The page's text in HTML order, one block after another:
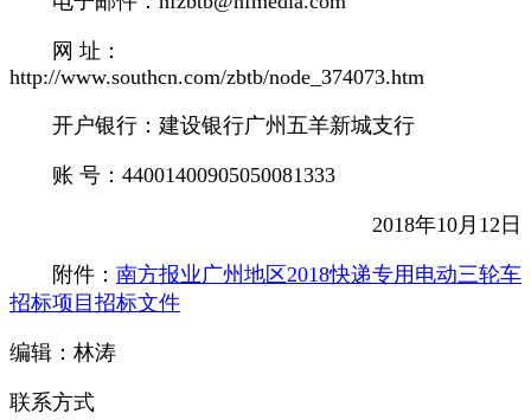
网 址：
http://www.southcn.com/zbtb/node_374073.htm
开户银行：建设银行广州五羊新城支行
账 号：44001400905050081333
2018年10月12日
附件： 南方报业广州地区2018快递专用电动三轮车
招标项目招标文件
编辑：林涛
联系方式